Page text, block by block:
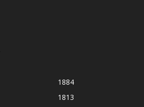
1884
1813